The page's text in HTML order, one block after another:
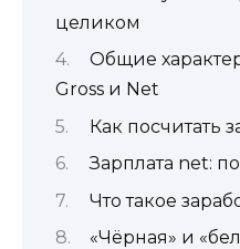
целиком
Общие
Gross и Net
Как посчитать
Зарплата net:
Что такое
«Чёрная» и